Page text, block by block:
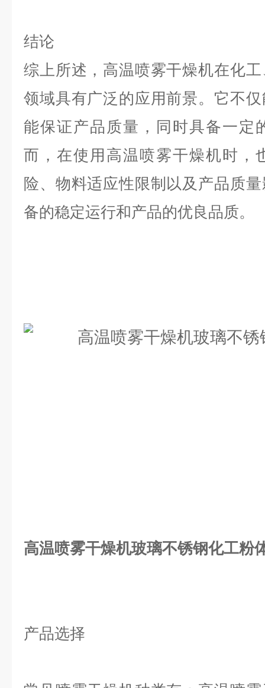
结论
综上所述，高温喷雾干燥机在化
领域具有广泛的应用前景。它不
能保证产品质量，同时具备一定
而，在使用高温喷雾干燥机时，
险、物料适应性限制以及产品质
备的稳定运行和产品的优良品质。
高温喷雾干燥机玻璃不锈钢化工粉
产品选择